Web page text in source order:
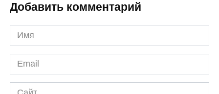
Добавить комментарий
Имя
*
Email
*
Сайт